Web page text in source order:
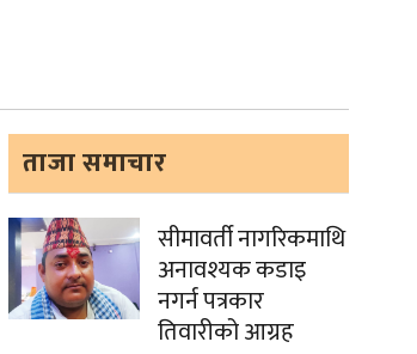
ताजा समाचार
सीमावर्ती नागरिकमाथि
अनावश्यक कडाइ
नगर्न पत्रकार
तिवारीको आग्रह